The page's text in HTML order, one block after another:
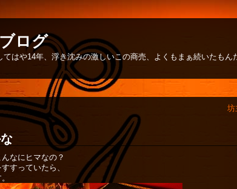
ログ
はや14年、浮き沈みの激しいこの商売、よくもまぁ続いたも
坊
なにヒマなの？
すっていたら、